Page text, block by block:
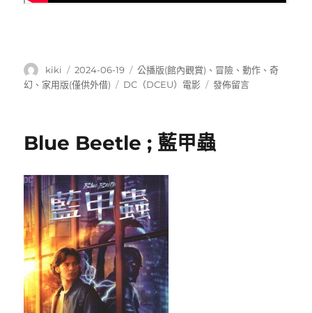
作
者
kiki
發
佈
2024-06-19
分
類
公播版(館內觀賞) 、 冒險 、動作 、奇
幻 、 家用版(僅供外借)
標
DC（DCEU）電影
在
lost
發佈留言
Blue Beetle ; 藍甲蟲